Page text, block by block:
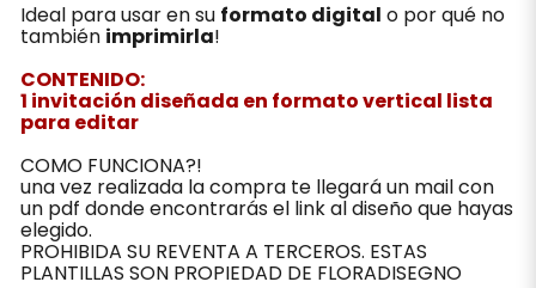
Ideal para usar en su formato digital o por qué no
también imprimirla!
CONTENIDO:
1 invitación diseñada en formato vertical lista
para editar
COMO FUNCIONA?!
una vez realizada la compra te llegará un mail con
un pdf donde encontrarás el link al diseño que hayas
elegido.
PROHIBIDA SU REVENTA A TERCEROS. ESTAS
PLANTILLAS SON PROPIEDAD DE FLORADISEGNO